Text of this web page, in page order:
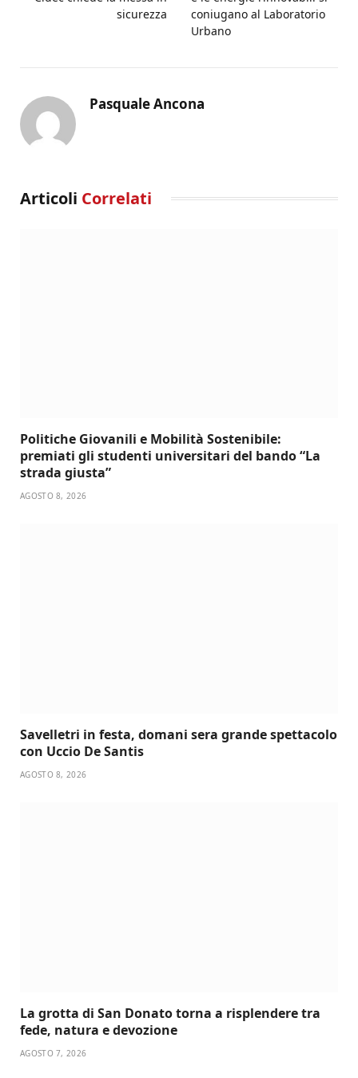
sicurezza
coniugano al Laboratorio
Urbano
Pasquale Ancona
Articoli Correlati
Politiche Giovanili e Mobilità Sostenibile:
premiati gli studenti universitari del bando “La
strada giusta”
AGOSTO 8, 2026
Savelletri in festa, domani sera grande spettacolo
con Uccio De Santis
AGOSTO 8, 2026
La grotta di San Donato torna a risplendere tra
fede, natura e devozione
AGOSTO 7, 2026